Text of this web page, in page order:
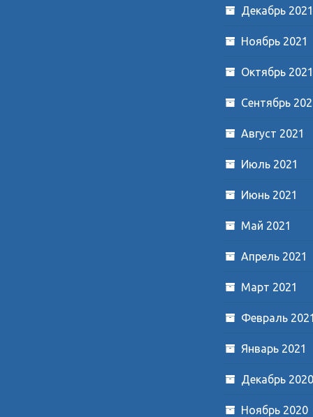
Декабрь 2021
Ноябрь 2021
Октябрь 2021
Сентябрь
Август 2021
Июль 2021
Июнь 2021
Май 2021
Апрель 2021
Март 2021
Февраль
Январь 2021
Декабрь 2020
Ноябрь 2020